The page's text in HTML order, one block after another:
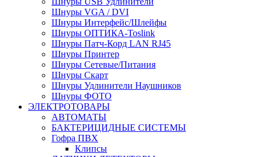
Шнуры VGA / DVI
Шнуры Интерфейс/Шлейфы
Шнуры ОПТИКА-Toslink
Шнуры Патч-Корд LAN RJ45
Шнуры Принтер
Шнуры Сетевые/Питания
Шнуры Скарт
Шнуры Удлинители Наушников
Шнуры ФОТО
ЭЛЕКТРОТОВАРЫ
АВТОМАТЫ
БАКТЕРИЦИДНЫЕ СИСТЕМЫ
Гофра ПВХ
Клипсы